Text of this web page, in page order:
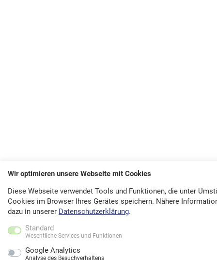
Wir optimieren unsere Webseite mit Cookies
Diese Webseite verwendet Tools und Funktionen, die unter
Cookies im Browser Ihres Gerätes speichern. Nähere
dazu in unserer Datenschutzerklärung.
Standard
Wesentliche Services und Funktionen
Google Analytics
Analyse des Besuchverhaltens